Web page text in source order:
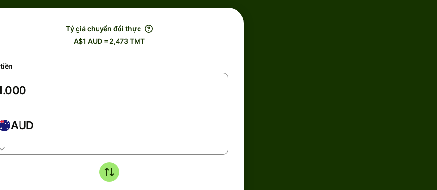
Tỷ giá chuyển đổi thực
A$1 AUD = 2,473 TMT
AUD